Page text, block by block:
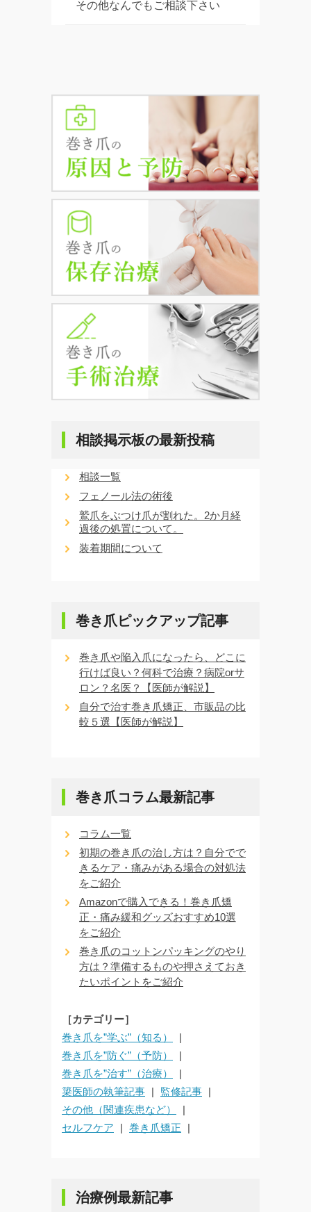
その他なんでもご相談下さい
相談掲示板の最新投稿
相談一覧
フェノール法の術後
鷲爪をぶつけ爪が割れた。2か月経
過後の処置について。
装着期間について
巻き爪ピックアップ記事
巻き爪や陥入爪になったら、どこに
行けば良い？何科で治療？病院orサ
ロン？名医？【医師が解説】
自分で治す巻き爪矯正、市販品の比
較５選【医師が解説】
巻き爪コラム最新記事
コラム一覧
初期の巻き爪の治し方は？自分でで
きるケア・痛みがある場合の対処法
をご紹介
Amazonで購入できる！巻き爪矯
正・痛み緩和グッズおすすめ10選
をご紹介
巻き爪のコットンパッキングのやり
方は？準備するものや押さえておき
たいポイントをご紹介
［カテゴリー］
巻き爪を”学ぶ”（知る）
巻き爪を”防ぐ”（予防）
巻き爪を”治す”（治療）
簗医師の執筆記事
監修記事
その他（関連疾患など）
セルフケア
巻き爪矯正
治療例最新記事